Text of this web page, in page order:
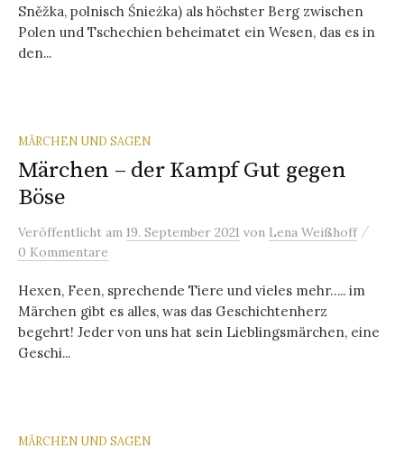
Sněžka, polnisch Śnieżka) als höchster Berg zwischen
Polen und Tschechien beheimatet ein Wesen, das es in
den...
MÄRCHEN UND SAGEN
Märchen – der Kampf Gut gegen
Böse
Veröffentlicht am 19. September 2021 von Lena Weißhoff /
0 Kommentare
Hexen, Feen, sprechende Tiere und vieles mehr….. im
Märchen gibt es alles, was das Geschichtenherz
begehrt! Jeder von uns hat sein Lieblingsmärchen, eine
Geschi...
MÄRCHEN UND SAGEN